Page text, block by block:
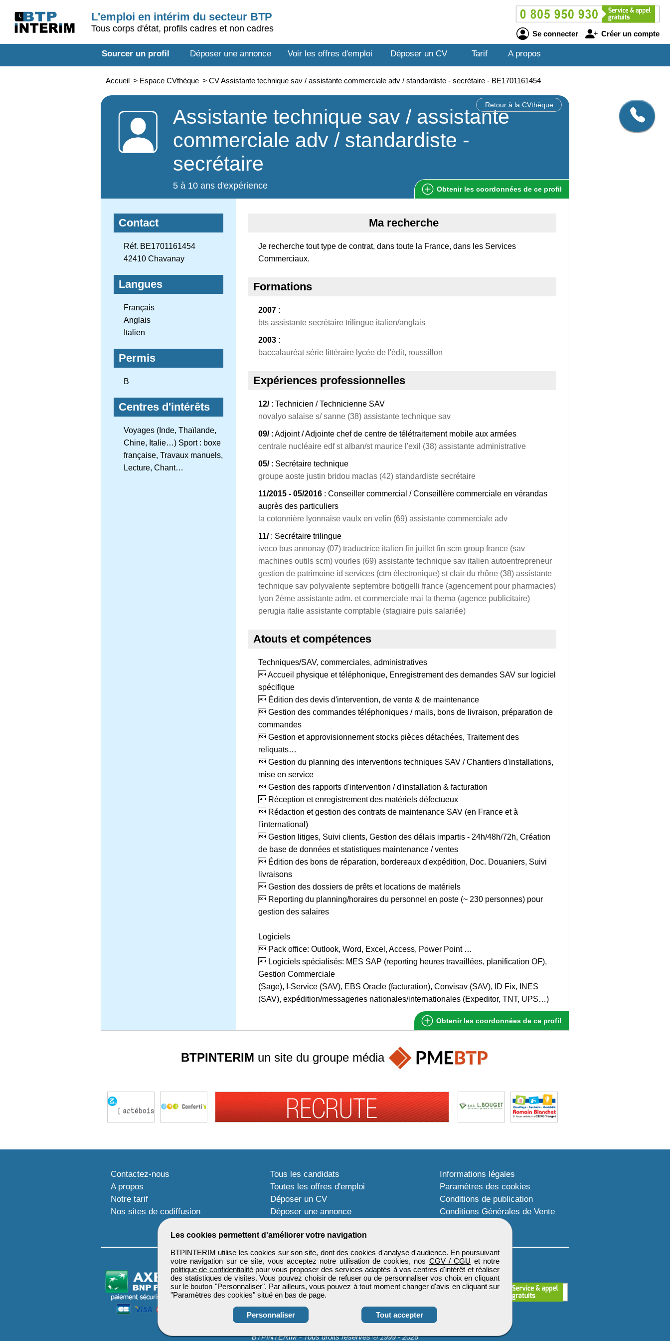
L'emploi en intérim du secteur BTP
Tous corps d'état, profils cadres et non cadres
Se connecter Créer un compte
Sourcer un profil Déposer une annonce Voir les offres d'emploi Déposer un CV Tarif A propos
Accueil > Espace CVthèque > CV Assistante technique sav / assistante commerciale adv / standardiste - secrétaire - BE1701161454
Retour à la CVthèque
Assistante technique sav / assistante
commerciale adv / standardiste -
secrétaire
5 à 10 ans d'expérience Obtenir les coordonnées de ce profil
Contact
Réf. BE1701161454
42410 Chavanay
Langues
Français
Anglais
Italien
Permis
B
Centres d'intérêts
Voyages (Inde, Thaïlande,
Chine, Italie…) Sport : boxe
française, Travaux manuels,
Lecture, Chant…
Ma recherche
Je recherche tout type de contrat, dans toute la France, dans les Services
Commerciaux.
Formations
2007 :
bts assistante secrétaire trilingue italien/anglais
2003 :
baccalauréat série littéraire lycée de l'édit, roussillon
Expériences professionnelles
12/: Technicien / Technicienne SAV
novalyo salaise s/ sanne (38) assistante technique sav
09/: Adjoint / Adjointe chef de centre de télétraitement mobile aux armées
centrale nucléaire edf st alban/st maurice l'exil (38) assistante administrative
05/: Secrétaire technique
groupe aoste justin bridou maclas (42) standardiste secrétaire
11/2015 - 05/2016 : Conseiller commercial / Conseillère commerciale en vérandas
auprès des particuliers
la cotonnière lyonnaise vaulx en velin (69) assistante commerciale adv
11/: Secrétaire trilingue
iveco bus annonay (07) traductrice italien fin juillet fin scm group france (sav
machines outils scm) vourles (69) assistante technique sav italien autoentrepreneur
gestion de patrimoine id services (ctm électronique) st clair du rhône (38) assistante
technique sav polyvalente septembre botigelli france (agencement pour pharmacies)
lyon 2ème assistante adm. et commerciale mai la thema (agence publicitaire)
perugia italie assistante comptable (stagiaire puis salariée)
Atouts et compétences
Techniques/SAV, commerciales, administratives
 Accueil physique et téléphonique, Enregistrement des demandes SAV sur logiciel
spécifique
 Édition des devis d'intervention, de vente & de maintenance
 Gestion des commandes téléphoniques / mails, bons de livraison, préparation de
commandes
 Gestion et approvisionnement stocks pièces détachées, Traitement des
reliquats…
 Gestion du planning des interventions techniques SAV / Chantiers d'installations,
mise en service
 Gestion des rapports d'intervention / d'installation & facturation
 Réception et enregistrement des matériels défectueux
 Rédaction et gestion des contrats de maintenance SAV (en France et à
l'international)
 Gestion litiges, Suivi clients, Gestion des délais impartis - 24h/48h/72h, Création
de base de données et statistiques maintenance / ventes
 Édition des bons de réparation, bordereaux d'expédition, Doc. Douaniers, Suivi
livraisons
 Gestion des dossiers de prêts et locations de matériels
 Reporting du planning/horaires du personnel en poste (~ 230 personnes) pour
gestion des salaires
Logiciels
 Pack office: Outlook, Word, Excel, Access, Power Point …
 Logiciels spécialisés: MES SAP (reporting heures travaillées, planification OF),
Gestion Commerciale
(Sage), I-Service (SAV), EBS Oracle (facturation), Convisav (SAV), ID Fix, INES
(SAV), expédition/messageries nationales/internationales (Expeditor, TNT, UPS…)
Obtenir les coordonnées de ce profil
Les cookies permettent d'améliorer votre navigation
BTPINTERIM utilise les cookies sur son site, dont des cookies d'analyse d'audience. En poursuivant
votre navigation sur ce site, vous acceptez notre utilisation de cookies, nos CGV / CGU et notre
politique de confidentialitépour vous proposer des services adaptés à vos centres d'intérêt et réaliser
des statistiques de visites. Vous pouvez choisir de refuser ou de personnaliser vos choix en cliquant
sur le bouton "Personnaliser". Par ailleurs, vous pouvez à tout moment changer d'avis en cliquant sur
"Paramètres des cookies" situé en bas de page.
Personnaliser Tout accepter
BTPINTERIM un site du groupe média
Contactez-nous
A propos
Notre tarif
Nos sites de codiffusion
Tous les candidats
Toutes les offres d'emploi
Déposer un CV
Déposer une annonce
Informations légales
Paramètres des cookies
Conditions de publication
Conditions Générales de Vente
BTPINTERIM -Tous droits réservés © 1999 - 2026